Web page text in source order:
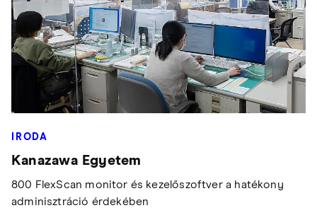
IRODA
Kanazawa Egyetem
800 FlexScan monitor és kezelőszoftver a hatékony
adminisztráció érdekében